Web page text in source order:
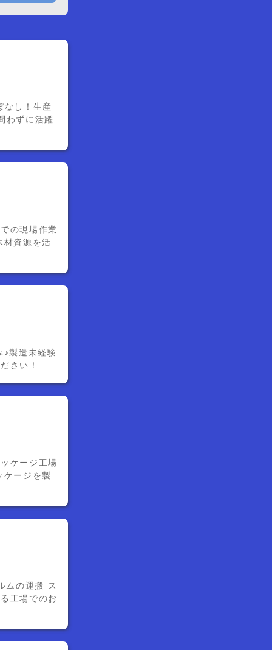
なし！生産
わずに活躍
の現場作業
材資源を活
製造未経験
さい！
ケージ工場
ージを製
ムの運搬 ス
工場でのお